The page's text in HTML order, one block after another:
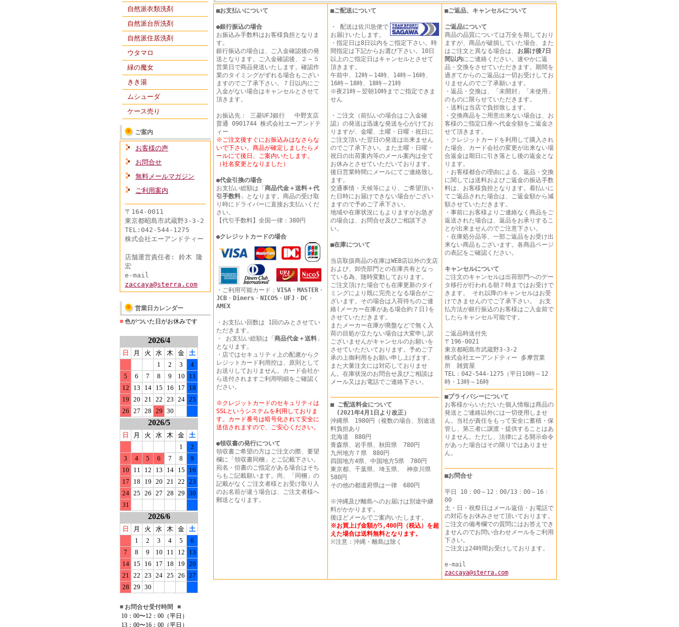
自然派衣類洗剤
自然派台所洗剤
自然派住居洗剤
ウタマロ
緑の魔女
きき湯
ムシューダ
ケース売り
ご案内
お客様の声
お問合せ
無料メールマガジン
ご利用案内
〒164-0011
東京都昭島市武蔵野3-3-2
TEL:042-544-1275
株式会社エーアンドティー
店舗運営責任者: 鈴木 隆
宏
e-mail
zaccaya@sterra.com
営業日カレンダー
■ 色がついた日がお休みです
2026/4
日 月 火 水 木 金 土
1
2 3
4
5
6 7 8 9 10
11
12
13 14 15 16 17
18
19 20 21 22 23 24 25
26 27 28 29 30
2026/5
日 月 火 水 木 金 土
1
2
3
4 5 6 7 8
9
10
11 12 13 14 15
16
17
18 19 20 21 22 23
24 25 26 27 28 29 30
31
2026/6
日 月 火 水 木 金 土
1
2 3 4 5
6
7
8 9 10 11 12
13
14
15 16 17 18 19 20
21 22 23 24 25 26 27
28 29 30
■ お問合せ受付時間
■
10：00〜12：00（平日）
13：00〜16：00（平日）
■お支払いについて
●銀行振込の場合
お振込み手数料はお客様負担となりま
す。
銀行振込の場合は、ご入金確認後の発
送となります。ご入金確認後、２～５
営業日で商品発送いたします。確認作
業のタイミングがずれる場合もござい
ますのでご了承下さい。７日以内にご
入金がない場合はキャンセルとさせて
頂きます。
お振込先： 三菱UFJ銀行 中野支店
普通 0901744 株式会社エーアンドテ
ィー
※ご注文後すぐにお振込みはなさらな
いで下さい。商品が確定しましたらメ
ールにて後日、ご案内いたします。
（社名変更となりました）
●代金引換の場合
お支払い総額は「 商品代金＋送料＋代
引手数料 」となります。商品の受け取
り時にドライバーに直接お支払いくだ
さい。
【代引手数料】全国一律：380円
●クレジットカードの場合
・ご利用可能カード： VISA ・ MASTER ・
JCB ・ Diners ・ NICOS ・ UFJ ・ DC ・
AMEX
・お支払い回数は 1回のみとさせてい
ただきます。
・ お支払い総額は「 商品代金＋送料 」
となります。
・店ではセキュリティ上の配慮からク
レジットカード利用控は、原則として
お送りしておりません。カード会社か
ら送付されますご利用明細をご確認く
ださい。
※クレジットカードのセキュリティは
SSLというシステムを利用しておりま
す。カード番号は暗号化されて安全に
送信されますので、ご安心ください。
●領収書の発行について
領収書ご希望の方はご注文の際、要望
欄に「領収書同梱」とご記載下さい。
宛名・但書のご指定がある場合はそち
らもご記載願います。尚、「同梱」の
記載がなくご注文者様とお受け取り人
のお名前が違う場合は、ご注文者様へ
郵送となります。
■ご配送について
・ 配送は佐川急便で
お届けいたします。
・指定日は8日以内をご指定下さい。時
間指定は下記からお選び下さい。10日
以上のご指定日はキャンセルとさせて
頂きます。
午前中、12時～14時、14時～16時、
16時～18時、18時～21時
※夜21時～翌朝10時までご指定できま
せん
・ご注文（前払いの場合はご入金確
認）の発送は迅速な発送を心がけてお
りますが、金曜、土曜・日曜・祝日に
ご注文頂いた翌日の発送は出来ません
のでご了承下さい。また土曜・日曜・
祝日の出荷案内等のメール案内は全て
お休みとさせていただいております。
後日営業時間にメールにてご連絡致し
ます。
交通事情・天候等により、ご希望頂い
た日時にお届けできない場合がござい
ますので予めご了承下さい。
地域や在庫状況にもよりますがお急ぎ
の場合は、お問合せ及びご相談下さ
い。
■在庫について
当店取扱商品の在庫はWEB店以外の支店
および、卸売部門との在庫共有となっ
ている為、随時変動しております。
ご注文頂けた場合でも在庫更新のタイ
ミングにより既に完売となる場合がご
ざいます。その場合は入荷待ちのご連
絡(メーカー在庫がある場合約７日)を
させていただきます。
またメーカー在庫が廃盤などで無く入
荷の目処が立たない場合は大変申し訳
ございませんがキャンセルのお願いを
させていただいております。予めご了
承の上御利用をお願い申し上げます。
また大量注文には対応しておりませ
ん。在庫状況のお問合せ及びご相談は
メール又はお電話でご連絡下さい。
■ ご配送料金について
(2021年4月1日より改正）
沖縄県 1980円（複数の場合、別途送
料負担あり
北海道 880円
青森県、岩手県、秋田県 780円
九州地方７県 880円
四国地方4県、中国地方5県 780円
東京都、千葉県、埼玉県、 神奈川県
580円
その他の都道府県は一律 680円
※沖縄及び離島へのお届けは別途中継
料がかかります。
後ほどメールでご案内いたします。
※お買上げ金額が5,400円（税込）を超
えた場合は送料無料となります。
※注意：沖縄・離島は除く
■ご返品、キャンセルについて
ご返品について
商品の品質については万全を期しており
ますが、商品が破損していた場合、また
はご注文と異なる場合は、 お届け後7日
間以内にご連絡ください。速やかに返
品・交換をさせていただきます。期間を
過ぎてからのご返品は一切お受けしてお
りませんのでご了承願います。
・返品・交換は、「未開封」「未使用」
のものに限らせていただきます。
・送料は当店で負担致します。
・交換商品をご用意出来ない場合は、お
客様のご指定口座へ代金全額をご返金さ
せて頂きます。
・クレジットカードを利用して購入され
た場合、カード会社の変更が出来ない場
合返金は期日に引き落とし後の返金とな
ります。
・お客様都合の理由による、返品・交換
に関しては送料およびご返金の振込手数
料は、お客様負担となります。着払いに
てご返品された場合は、ご返金額から減
額させていただきます。
・事前にお客様よりご連絡なく商品をご
返送された場合は、返品をお承りするこ
とが出来ませんのでご注意下さい。
・在庫処分品等、一部ご返品をお受け出
来ない商品もございます。各商品ページ
の表記をご確認ください。
キャンセルについて
ご注文のキャンセルは出荷部門へのデー
タ移行が行われる朝７時まではお受けで
きます。 それ以降のキャンセルはお受
けできませんのでご了承下さい。 お支
払方法が銀行振込のお客様はご入金前で
したらキャンセル可能です。
ご返品時送付先
〒196-0021
東京都昭島市武蔵野3-3-2
株式会社エーアンドティー 多摩営業
所 雑貨屋
TEL：042-544-1275（平日10時～12
時・13時～16時
■プライバシーについて
お客様からいただいた個人情報は商品の
発送とご連絡以外には一切使用しませ
ん。当社が責任をもって安全に蓄積・保
管し、第三者に譲渡・提供することはあ
りません。ただし、法律による開示命令
があった場合はその限りではありませ
ん。
■お問合せ
平日 10：00～12：00/13：00～16：
00
土・日・祝祭日はメール返信・お電話で
の対応をお休みさせて頂いております。
ご注文の備考欄での質問にはお答えでき
ませんのでお問い合わせメールをご利用
下さい。
ご注文は24時間お受けしております。
e-mail
zaccaya@sterra.com